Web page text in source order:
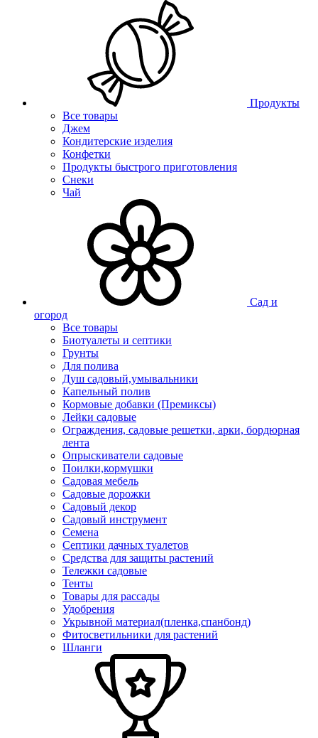
Продукты
Все товары
Джем
Кондитерские изделия
Конфетки
Продукты быстрого приготовления
Снеки
Чай
Сад и
огород
Все товары
Биотуалеты и септики
Грунты
Для полива
Душ садовый,умывальники
Капельный полив
Кормовые добавки (Премиксы)
Лейки садовые
Ограждения, садовые решетки, арки, бордюрная
лента
Опрыскиватели садовые
Поилки,кормушки
Садовая мебель
Садовые дорожки
Садовый декор
Садовый инструмент
Семена
Септики дачных туалетов
Средства для защиты растений
Тележки садовые
Тенты
Товары для рассады
Удобрения
Укрывной материал(пленка,спанбонд)
Фитосветильники для растений
Шланги